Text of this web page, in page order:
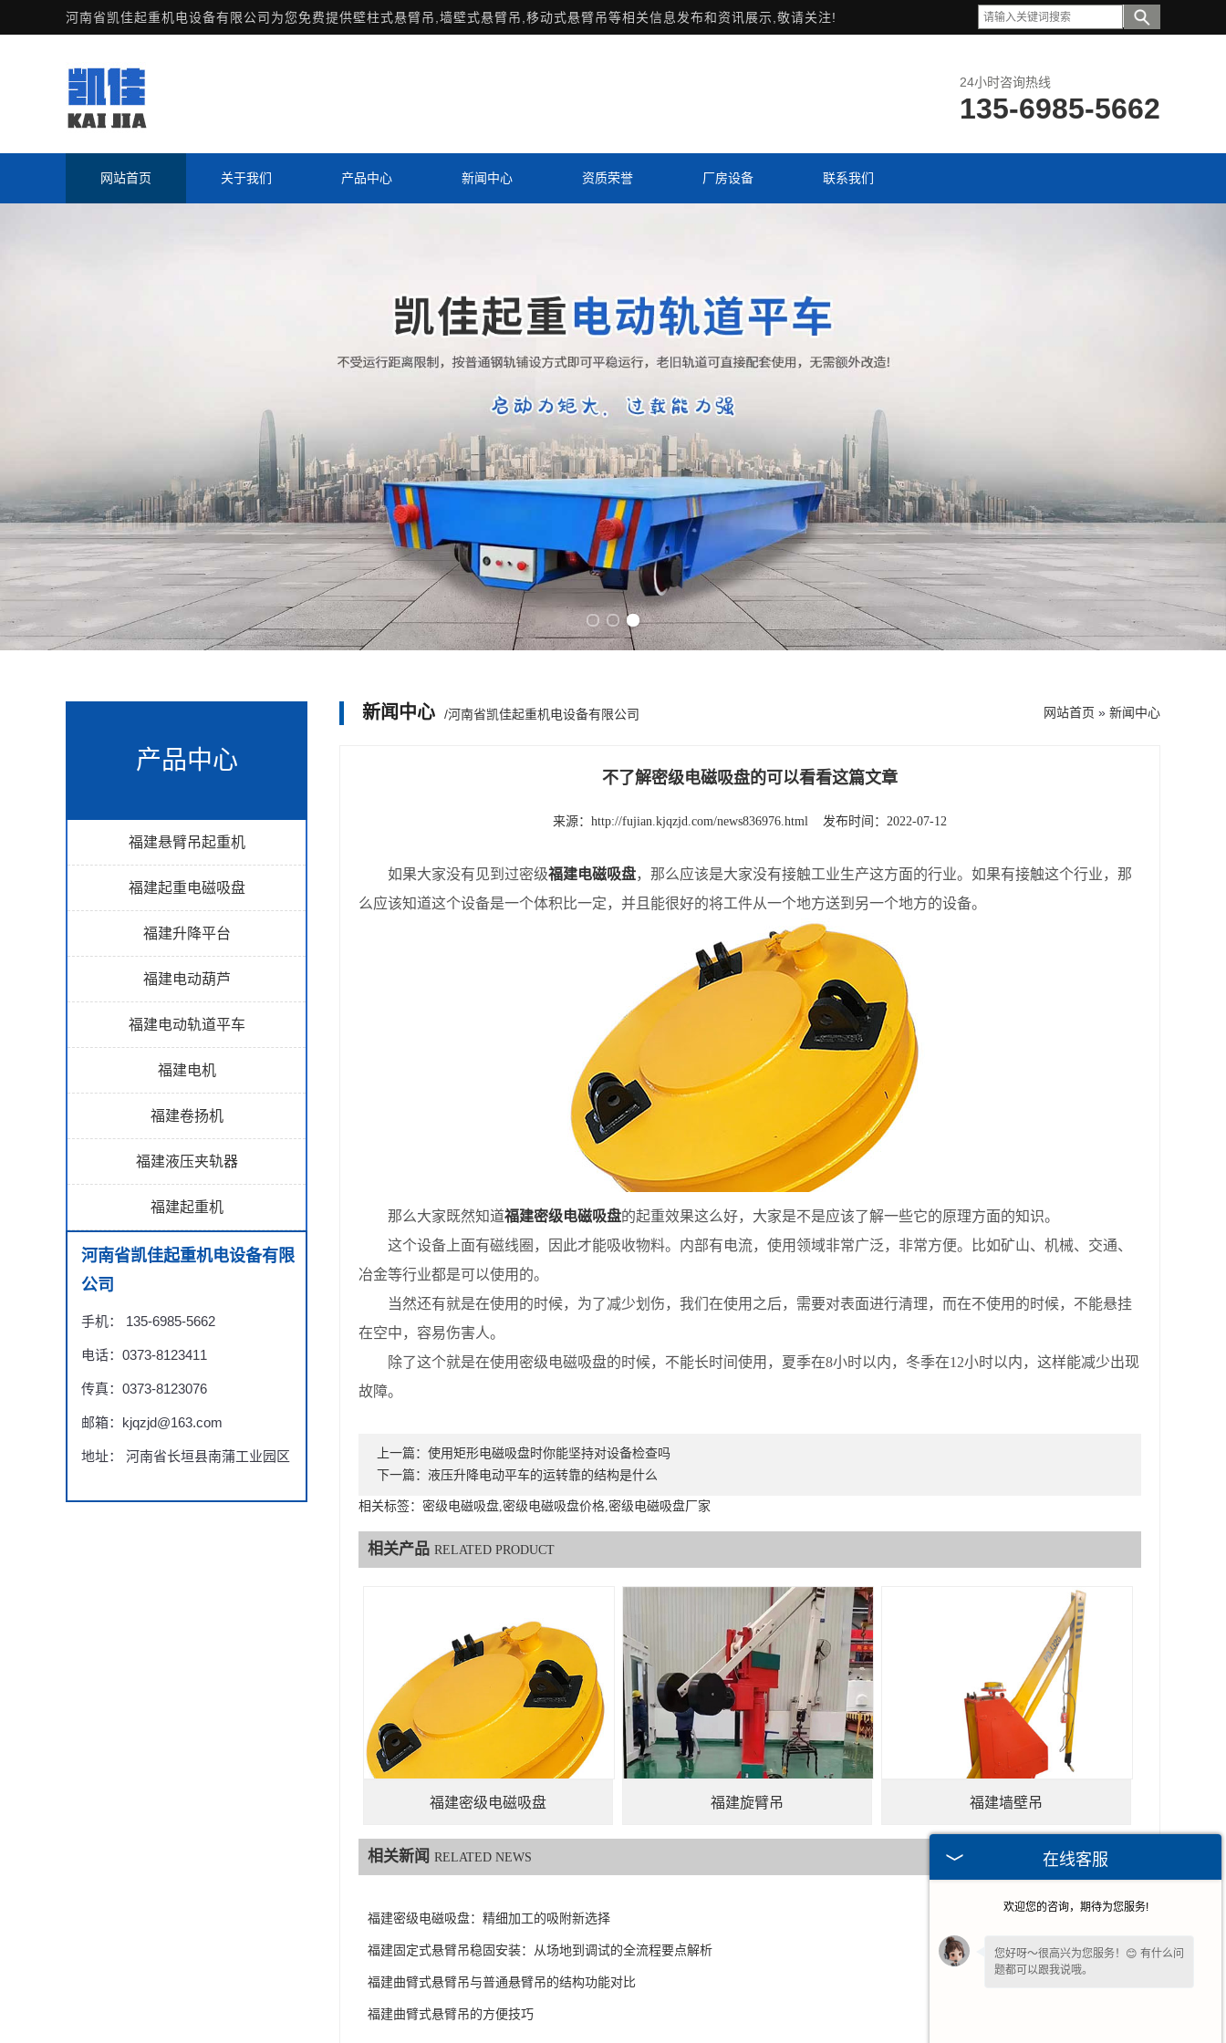
河南省凯佳起重机电设备有限公司为您免费提供壁柱式悬臂吊 ,墙壁式悬臂吊,移动式悬臂吊等相关信息发布和资讯展示,敬请关注!
24小时咨询热线
135-6985-5662
网站首页 关于我们 产品中心 新闻中心 资质荣誉 厂房设备 联系我们
产品中心
福建悬臂吊起重机
福建起重电磁吸盘
福建升降平台
福建电动葫芦
福建电动轨道平车
福建电机
福建卷扬机
福建液压夹轨器
福建起重机
河南省凯佳起重机电设备有限
公司
手机： 135-6985-5662
电话：0373-8123411
传真：0373-8123076
邮箱：kjqzjd@163.com
地址： 河南省长垣县南蒲工业园区
新闻中心 /河南省凯佳起重机电设备有限公司 网站首页 » 新闻中心
不了解密级电磁吸盘的可以看看这篇文章
来源： http://fujian.kjqzjd.com/news836976.html 发布时间：2022-07-12
如果大家没有见到过密级福建电磁吸盘，那么应该是大家没有接触工业生产这方面的行业。如果有接触这个行业，那
么应该知道这个设备是一个体积比一定，并且能很好的将工件从一个地方送到另一个地方的设备。
那么大家既然知道福建密级电磁吸盘的起重效果这么好，大家是不是应该了解一些它的原理方面的知识。
这个设备上面有磁线圈，因此才能吸收物料。内部有电流，使用领域非常广泛，非常方便。比如矿山、机械、交通、
冶金等行业都是可以使用的。
当然还有就是在使用的时候，为了减少划伤，我们在使用之后，需要对表面进行清理，而在不使用的时候，不能悬挂
在空中，容易伤害人。
除了这个就是在使用密级电磁吸盘的时候，不能长时间使用，夏季在8小时以内，冬季在12小时以内，这样能减少出现
故障。
上一篇： 使用矩形电磁吸盘时你能坚持对设备检查吗
下一篇： 液压升降电动平车的运转靠的结构是什么
相关标签：密级电磁吸盘,密级电磁吸盘价格,密级电磁吸盘厂家
相关产品 RELATED PRODUCT
福建密级电磁吸盘 福建旋臂吊 福建墙壁吊
相关新闻 RELATED NEWS
福建密级电磁吸盘：精细加工的吸附新选择
福建固定式悬臂吊稳固安装：从场地到调试的全流程要点解析 2025-08-12
福建曲臂式悬臂吊与普通悬臂吊的结构功能对比
福建曲臂式悬臂吊的方便技巧
在线客服
欢迎您的咨询，期待为您服务!
您好呀～很高兴为您服务！😊 有什么问
题都可以跟我说哦。